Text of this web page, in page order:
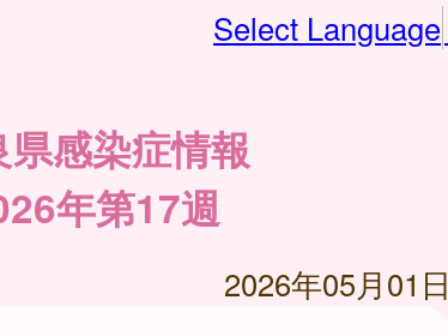
Select Language
県感染症情報
年第17週
2026年05月01日